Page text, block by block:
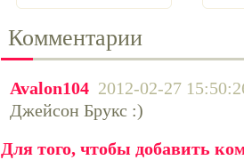
Комментарии
Avalon104 2012-02-27
Джейсон Брукс :)
Для того, чтобы добавить